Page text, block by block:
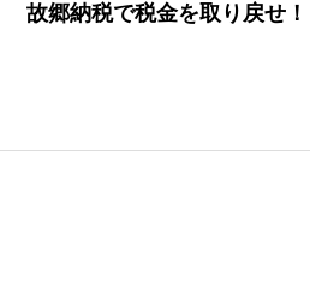
故郷納税で税金を取り戻せ